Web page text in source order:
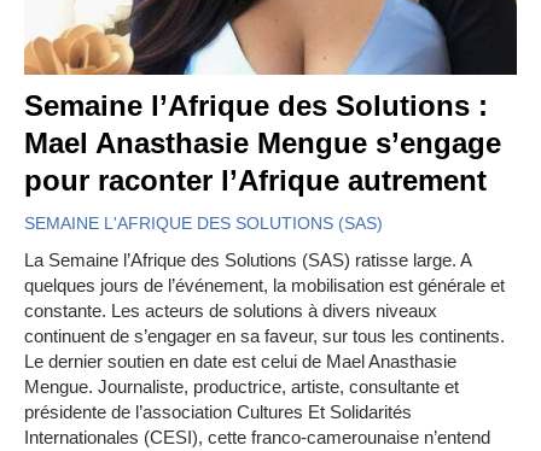
Semaine l’Afrique des Solutions :
Mael Anasthasie Mengue s’engage
pour raconter l’Afrique autrement
SEMAINE L'AFRIQUE DES SOLUTIONS (SAS)
La Semaine l’Afrique des Solutions (SAS) ratisse large. A
quelques jours de l’événement, la mobilisation est générale et
constante. Les acteurs de solutions à divers niveaux
continuent de s’engager en sa faveur, sur tous les continents.
Le dernier soutien en date est celui de Mael Anasthasie
Mengue. Journaliste, productrice, artiste, consultante et
présidente de l’association Cultures Et Solidarités
Internationales (CESI), cette franco-camerounaise n’entend